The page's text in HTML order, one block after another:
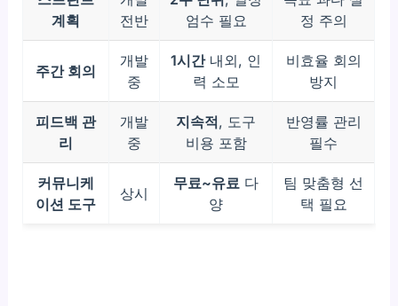
계획
전반
엄수 필요
정 주의
주간 회의
개발
중
1시간내외, 인
력 소모
비효율 회의
방지
피드백 관
리
개발
중
지속적, 도구
비용 포함
반영률 관리
필수
커뮤니케
이션 도구
상시
무료~유료 다
양
팀 맞춤형 선
택 필요